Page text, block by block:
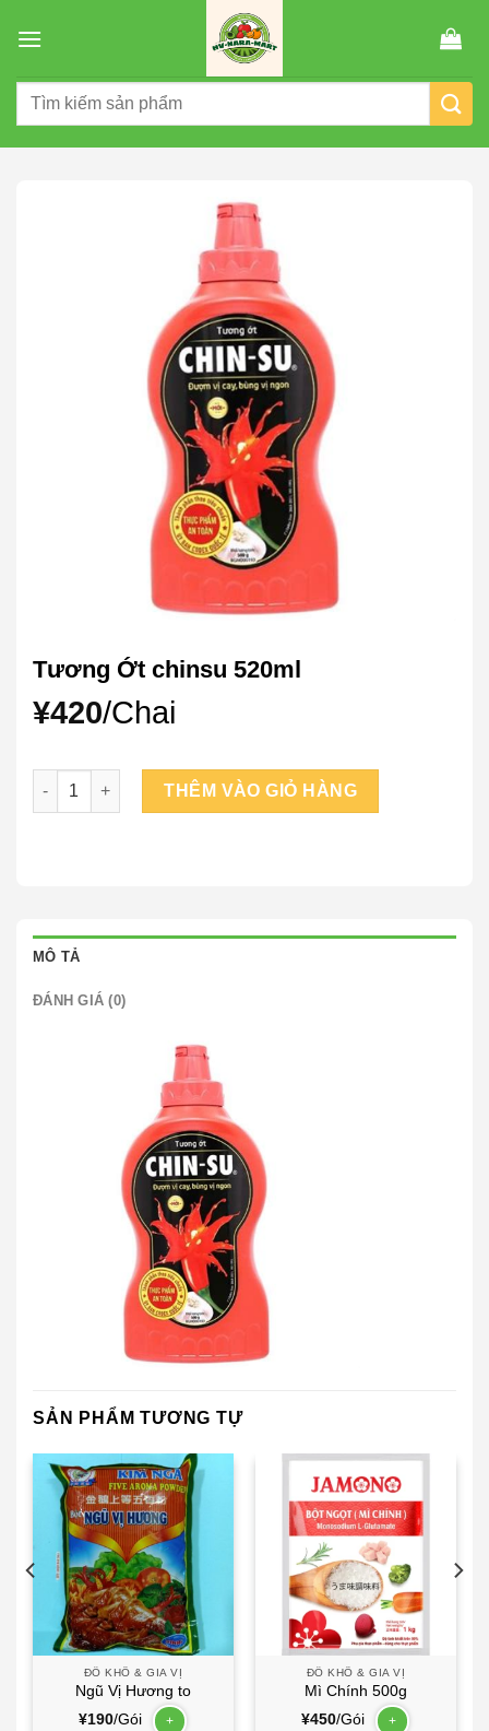
đến
dung
Tìm
Tương Ớt chinsu 520ml
¥420/Chai
Tương Ớt chinsu 520ml số lượng
THÊM VÀO GIỎ HÀNG
MÔ TẢ
ĐÁNH GIÁ (0)
SẢN PHẨM TƯƠNG TỰ
ĐỒ KHÔ & GIA VỊ
Ngũ Vị Hương to
¥190/Gói +
ĐỒ KHÔ & GIA VỊ
Mì Chính 500g
¥450/Gói +